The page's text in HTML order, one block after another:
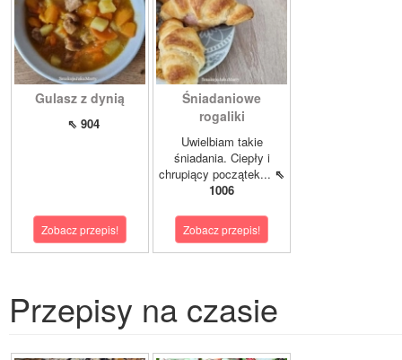
Gulasz z dynią
⇖ 904
Zobacz przepis!
Śniadaniowe
rogaliki
Uwielbiam takie
śniadania. Ciepły i
chrupiący początek... ⇖
1006
Zobacz przepis!
Przepisy na czasie